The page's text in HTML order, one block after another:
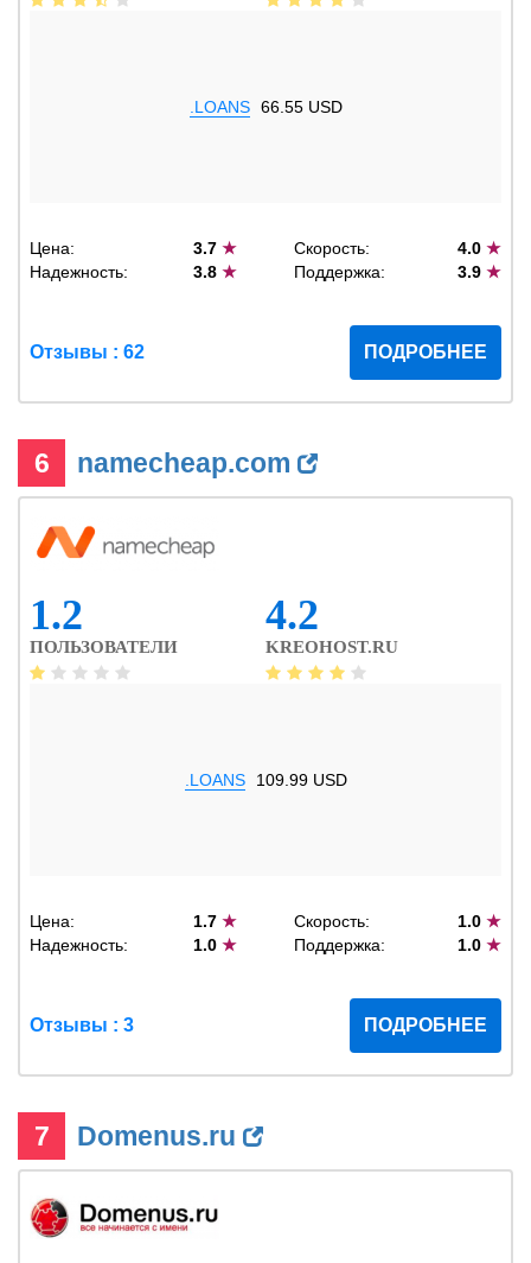
.LOANS 66.55 USD
Цена: 3.7★ Скорость: 4.0 ★
Надежность:
3.8★ Поддержка: 3.9 ★
Отзывы : 62 ПОДРОБНЕЕ
6 namecheap.com
1.2
ПОЛЬЗОВАТЕЛИ
4.2
KREOHOST.RU
.LOANS 109.99 USD
Цена: 1.7★ Скорость: 1.0 ★
Надежность:
1.0★ Поддержка: 1.0 ★
Отзывы : 3 ПОДРОБНЕЕ
7 Domenus.ru